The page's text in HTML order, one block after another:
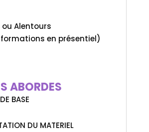
Alentours
en présentiel)
ABORDES
BASE
DU MATERIEL